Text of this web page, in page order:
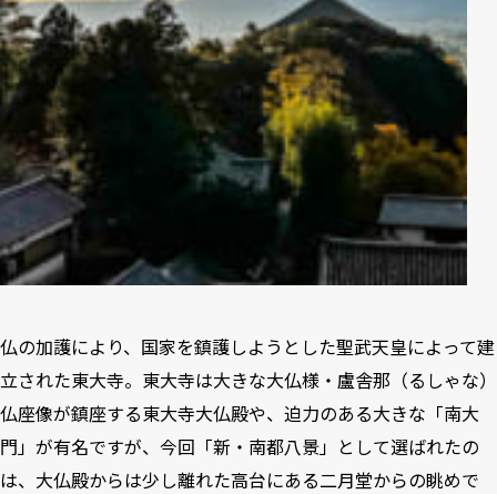
仏の加護により、国家を鎮護しようとした聖武天皇によって建
立された東大寺。東大寺は大きな大仏様・盧舎那（るしゃな）
仏座像が鎮座する東大寺大仏殿や、迫力のある大きな「南大
門」が有名ですが、今回「新・南都八景」として選ばれたの
は、大仏殿からは少し離れた高台にある二月堂からの眺めで